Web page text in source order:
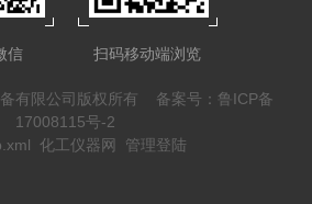
信 扫码移动端浏览
有限公司版权所有 备案号：鲁ICP备
17008115号-2
化工仪器网 管理登陆